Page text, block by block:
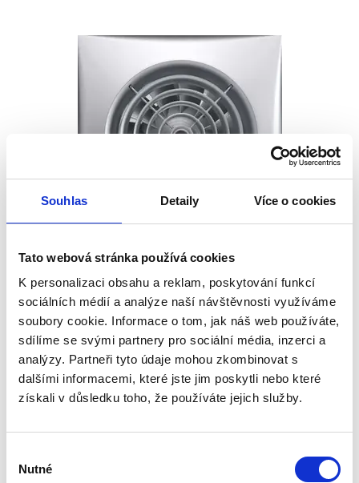
Souhlas Detaily Více o cookies
Tato webová stránka používá cookies
K personalizaci obsahu a reklam, poskytování funkcí
sociálních médií a analýze naší návštěvnosti využíváme
soubory cookie. Informace o tom, jak náš web používáte,
sdílíme se svými partnery pro sociální média, inzerci a
analýzy. Partneři tyto údaje mohou zkombinovat s
dalšími informacemi, které jste jim poskytli nebo které
získali v důsledku toho, že používáte jejich služby.
souhlasu
Nutné
Ventilator SILENT 100 SILVER CRZ
Vorbestellung
Montag, 17.8. bei Ihnen zu Hause
ab 222.65 €
187.10 € ohne MwSt.
In den Warenkorb
Silber leiser Lüfter,Ø100mm,Leistung
zeigeleuchte,Schutzart IP45